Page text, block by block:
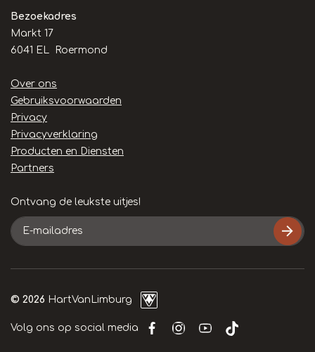
Bezoekadres
Markt 17
6041 EL Roermond
Handige
links
Over ons
Gebruiksvoorwaarden
Privacy
Privacyverklaring
Producten en Diensten
Partners
Ontvang de leukste uitjes!
E-
mailadres
© 2026 HartVanLimburg
Volg ons op social media